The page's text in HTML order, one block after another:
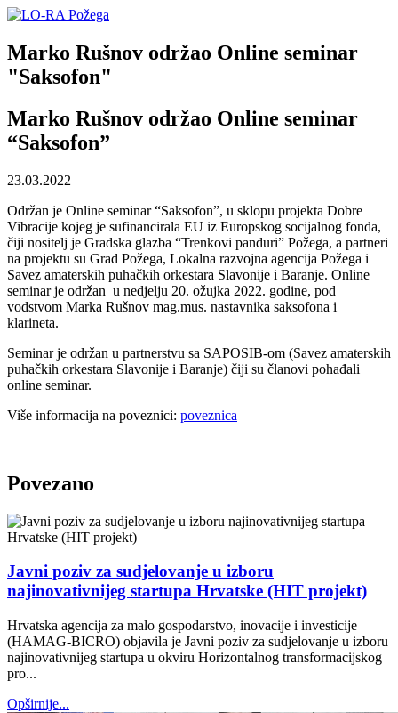
Marko Rušnov održao Online seminar
"Saksofon"
Marko Rušnov održao Online seminar
“Saksofon”
23.03.2022
Održan je Online seminar “Saksofon”, u sklopu projekta Dobre
Vibracije kojeg je sufinancirala EU iz Europskog socijalnog fonda,
čiji nositelj je Gradska glazba “Trenkovi panduri” Požega, a partneri
na projektu su Grad Požega, Lokalna razvojna agencija Požega i
Savez amaterskih puhačkih orkestara Slavonije i Baranje. Online
seminar je održan u nedjelju 20. ožujka 2022. godine, pod
vodstvom Marka Rušnov mag.mus. nastavnika saksofona i
klarineta.
Seminar je održan u partnerstvu sa SAPOSIB-om (Savez amaterskih
puhačkih orkestara Slavonije i Baranje) čiji su članovi pohađali
online seminar.
Više informacija na poveznici: poveznica
Povezano
Javni poziv za sudjelovanje u izboru
najinovativnijeg startupa Hrvatske (HIT projekt)
Hrvatska agencija za malo gospodarstvo, inovacije i investicije
(HAMAG-BICRO) objavila je Javni poziv za sudjelovanje u izboru
najinovativnijeg startupa u okviru Horizontalnog transformacijskog
pro...
Opširnije...